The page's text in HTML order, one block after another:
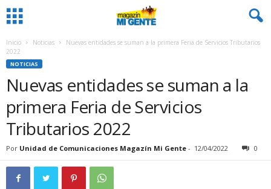
Inicio Noticias
Nuevas entidades se suman a la primera Feria de Servicios Tributarios
2022
NOTICIAS
Nuevas entidades se suman a la
primera Feria de Servicios
Tributarios 2022
Por Unidad de Comunicaciones Magazín Mi Gente - 12/04/2022 0